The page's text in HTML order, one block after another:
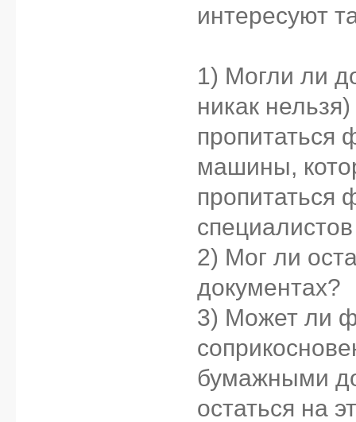
интересуют
1) Могли ли
никак
пропитаться
машины,
пропитаться
2) Мог ли
документах?
3) Может ли
бумажными
остаться на